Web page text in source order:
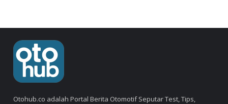
Otohub.co adalah Portal Berita Otomotif Seputar Test, Tips,